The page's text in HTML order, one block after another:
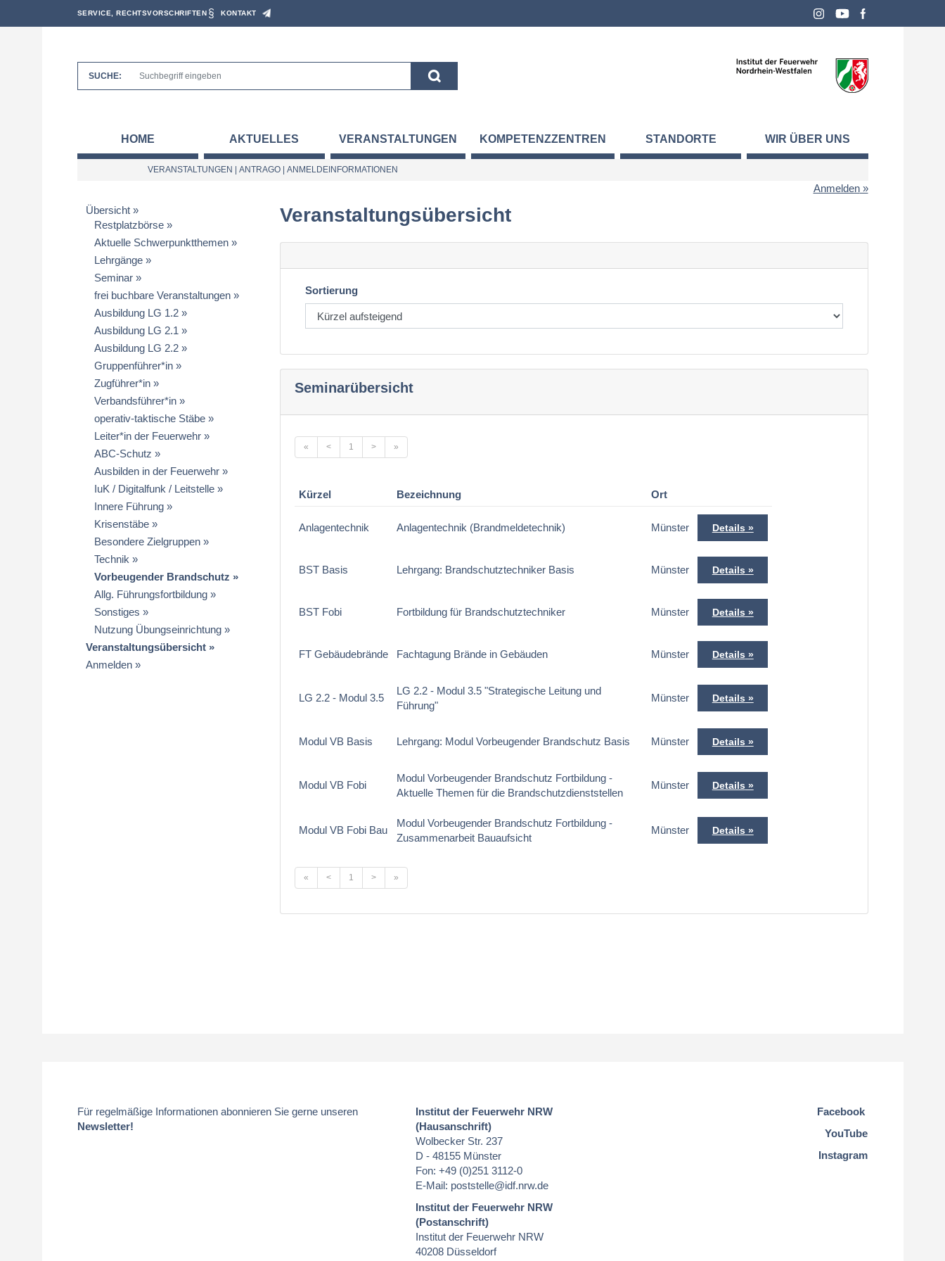
SERVICE, RECHTSVORSCHRIFTEN KONTAKT
SUCHE:
HOME AKTUELLES VERANSTALTUNGEN KOMPETENZZENTREN STANDORTE WIR ÜBER UNS
VERANSTALTUNGEN ANTRAGO| ANMELDEINFORMATIONEN
Anmelden
Übersicht
Restplatzbörse
Aktuelle Schwerpunktthemen
Lehrgänge
Seminar
frei buchbare Veranstaltungen
Ausbildung LG 1.2
Ausbildung LG 2.1
Ausbildung LG 2.2
Gruppenführer*in
Zugführer*in
Verbandsführer*in
operativ-taktische Stäbe
Leiter*in der Feuerwehr
ABC-Schutz
Ausbilden in der Feuerwehr
IuK / Digitalfunk / Leitstelle
Innere Führung
Krisenstäbe
Besondere Zielgruppen
Technik
Vorbeugender Brandschutz
Allg. Führungsfortbildung
Sonstiges
Nutzung Übungseinrichtung
Veranstaltungsübersicht
Anmelden
Veranstaltungsübersicht
Sortierung
Seminarübersicht
« < 1 > »
Kürzel Bezeichnung Ort
Anlagentechnik Anlagentechnik (Brandmeldetechnik) Münster Details
BST Basis Lehrgang: Brandschutztechniker Basis Münster Details
BST Fobi Fortbildung für Brandschutztechniker Münster Details
FT Gebäudebrände Fachtagung Brände in Gebäuden Münster Details
LG 2.2 - Modul 3.5
LG 2.2 - Modul 3.5 "Strategische Leitung und
Führung"
Münster Details
Modul VB Basis Lehrgang: Modul Vorbeugender Brandschutz Basis Münster Details
Modul VB Fobi
Modul Vorbeugender Brandschutz Fortbildung -
Aktuelle Themen für die Brandschutzdienststellen
Münster Details
Modul VB Fobi Bau
Modul Vorbeugender Brandschutz Fortbildung -
Zusammenarbeit Bauaufsicht
Münster Details
« < 1 > »
Für regelmäßige Informationen abonnieren Sie gerne unseren
Newsletter!
Institut der Feuerwehr NRW
(Hausanschrift)
Wolbecker Str. 237
D - 48155 Münster
Fon: +49 (0)251 3112-0
E-Mail: poststelle@idf.nrw.de
Institut der Feuerwehr NRW
(Postanschrift)
Institut der Feuerwehr NRW
40208 Düsseldorf
Facebook
YouTube
Instagram